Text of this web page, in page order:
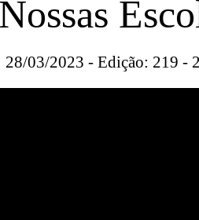
Nossas
28/03/2023 - Edição: 219 -